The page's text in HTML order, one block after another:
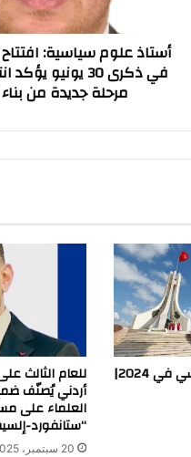
أستاذ علوم سياسية:
في ذكرى 30 يونيو
مرحلة جديدة من
انتعاش الاقتصاد التونسي في 2024| للعام الثالث
العلماء على
“ستانفورد-
20 سبتمبر، 2025